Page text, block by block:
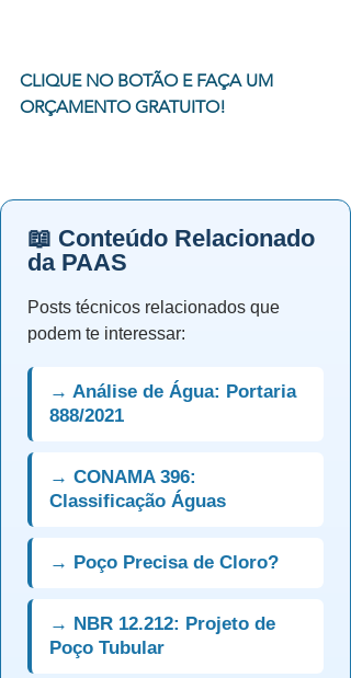
CLIQUE NO BOTÃO E FAÇA UM
ORÇAMENTO GRATUITO!
📖 Conteúdo Relacionado
da PAAS
Posts técnicos relacionados que
podem te interessar:
→ Análise de Água: Portaria
888/2021
→ CONAMA 396:
Classificação Águas
→ Poço Precisa de Cloro?
→ NBR 12.212: Projeto de
Poço Tubular